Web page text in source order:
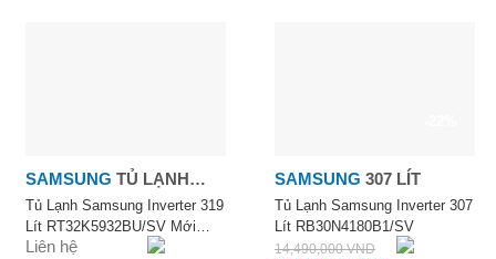
SAMSUNG TỦ LẠNH
SAMSUNG INVERTER
319 LÍT
Tủ Lạnh Samsung Inverter 319
Lít RT32K5932BU/SV Mới
2020
Liên hệ
SAMSUNG 307 LÍT
Tủ Lạnh Samsung Inverter 307
Lít RB30N4180B1/SV
14,490,000VND